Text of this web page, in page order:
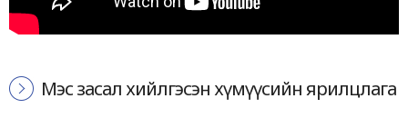
Мэс засал хийлгэсэн хүмүүсийн ярилцлага